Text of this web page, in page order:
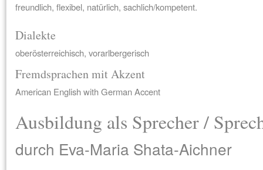
freundlich, flexibel, natürlich, sachlich/kompetent.
Dialekte
oberösterreichisch, vorarlbergerisch
Fremdsprachen mit Akzent
American English with German Accent
Ausbildung als Sprecher /
durch Eva-Maria Shata-Aichner